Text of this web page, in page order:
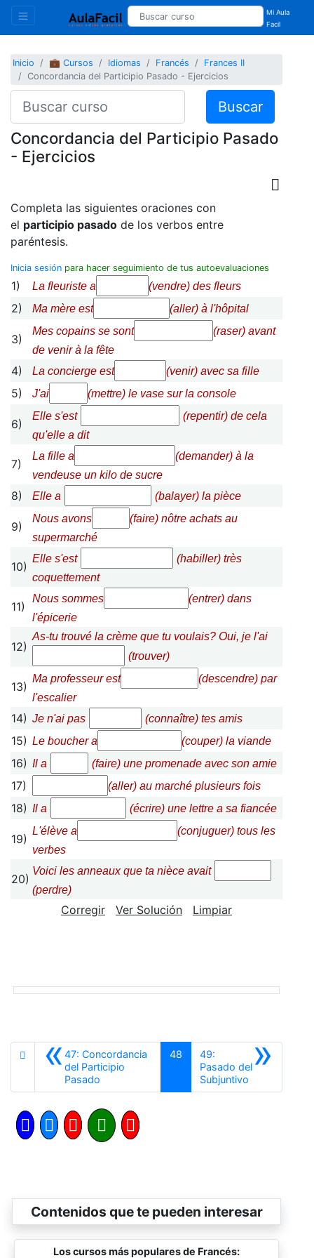
Mi Aula
Facil
Inicio 💼 Cursos Idiomas Francés
Frances II
Concordancia del Participio Pasado - Ejercicios
Buscar
Concordancia del Participio Pasado
- Ejercicios
Completa las siguientes oraciones con
el participio pasado de los verbos entre
paréntesis.
Inicia sesión para hacer seguimiento de tus autoevaluaciones
1) La fleuriste a (vendre) des fleurs
2) Ma mère est (aller) à l'hôpital
3)
Mes copains se sont
(raser) avant
de venir à la fête
4) La concierge est (venir) avec sa fille
5) J'ai (mettre) le vase sur la console
6)
Elle s'est
(repentir) de cela
qu'elle a dit
7)
La fille a
(demander) à la
vendeuse un kilo de sucre
8) Elle a (balayer) la pièce
9)
Nous avons
(faire) nôtre achats au
supermarché
10)
Elle s'est
(habiller) très
coquettement
11)
Nous sommes
(entrer) dans
l'épicerie
12)
As-tu trouvé la crème que tu voulais? Oui, je l'ai
(trouver)
13)
Ma professeur est
(descendre) par
l'escalier
14) Je n'ai pas (connaître) tes amis
15) Le boucher a (couper) la viande
16) Il a (faire) une promenade avec son amie
17) (aller) au marché plusieurs fois
18) Il a (écrire) une lettre a sa fiancée
19)
L'élève a
(conjuguer) tous les
verbes
20)
Voici les anneaux que ta nièce avait
(perdre)
Corregir Ver Solución Limpiar
«47: Concordancia
del Participio
Pasado
48 »
49:
Pasado del
SubjuntivoSiguiente
Contenidos que te pueden interesar
Los cursos más populares de Francés: